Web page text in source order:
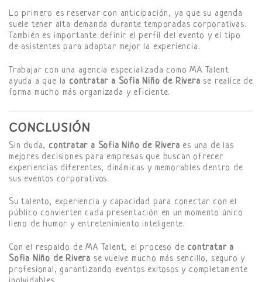
Lo primero es reservar con anticipación, ya que su agenda
suele tener alta demanda durante temporadas corporativas.
También es importante definir el perfil del evento y el tipo
de asistentes para adaptar mejor la experiencia.
Trabajar con una agencia especializada como MA Talent
ayuda a que la contratar a Sofia Niño de Rivera se realice de
forma mucho más organizada y eficiente.
CONCLUSIÓN
Sin duda, contratar a Sofia Niño de Rivera es una de las
mejores decisiones para empresas que buscan ofrecer
experiencias diferentes, dinámicas y memorables dentro de
sus eventos corporativos.
Su talento, experiencia y capacidad para conectar con el
público convierten cada presentación en un momento único
lleno de humor y entretenimiento inteligente.
Con el respaldo de MA Talent, el proceso de contratar a
Sofia Niño de Rivera se vuelve mucho más sencillo, seguro y
profesional, garantizando eventos exitosos y completamente